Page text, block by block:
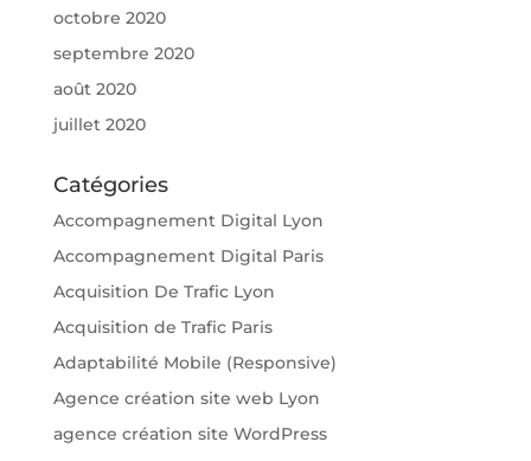
octobre 2020
septembre 2020
août 2020
juillet 2020
Catégories
Accompagnement Digital Lyon
Accompagnement Digital Paris
Acquisition De Trafic Lyon
Acquisition de Trafic Paris
Adaptabilité Mobile (Responsive)
Agence création site web Lyon
agence création site WordPress